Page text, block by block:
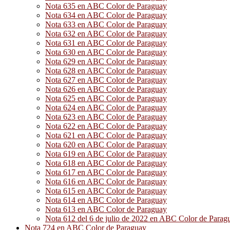
Nota 635 en ABC Color de Paraguay
Nota 634 en ABC Color de Paraguay
Nota 633 en ABC Color de Paraguay
Nota 632 en ABC Color de Paraguay
Nota 631 en ABC Color de Paraguay
Nota 630 en ABC Color de Paraguay
Nota 629 en ABC Color de Paraguay
Nota 628 en ABC Color de Paraguay
Nota 627 en ABC Color de Paraguay
Nota 626 en ABC Color de Paraguay
Nota 625 en ABC Color de Paraguay
Nota 624 en ABC Color de Paraguay
Nota 623 en ABC Color de Paraguay
Nota 622 en ABC Color de Paraguay
Nota 621 en ABC Color de Paraguay
Nota 620 en ABC Color de Paraguay
Nota 619 en ABC Color de Paraguay
Nota 618 en ABC Color de Paraguay
Nota 617 en ABC Color de Paraguay
Nota 616 en ABC Color de Paraguay
Nota 615 en ABC Color de Paraguay
Nota 614 en ABC Color de Paraguay
Nota 613 en ABC Color de Paraguay
Nota 612 del 6 de julio de 2022 en ABC Color de
Nota 724 en ABC Color de Paraguay